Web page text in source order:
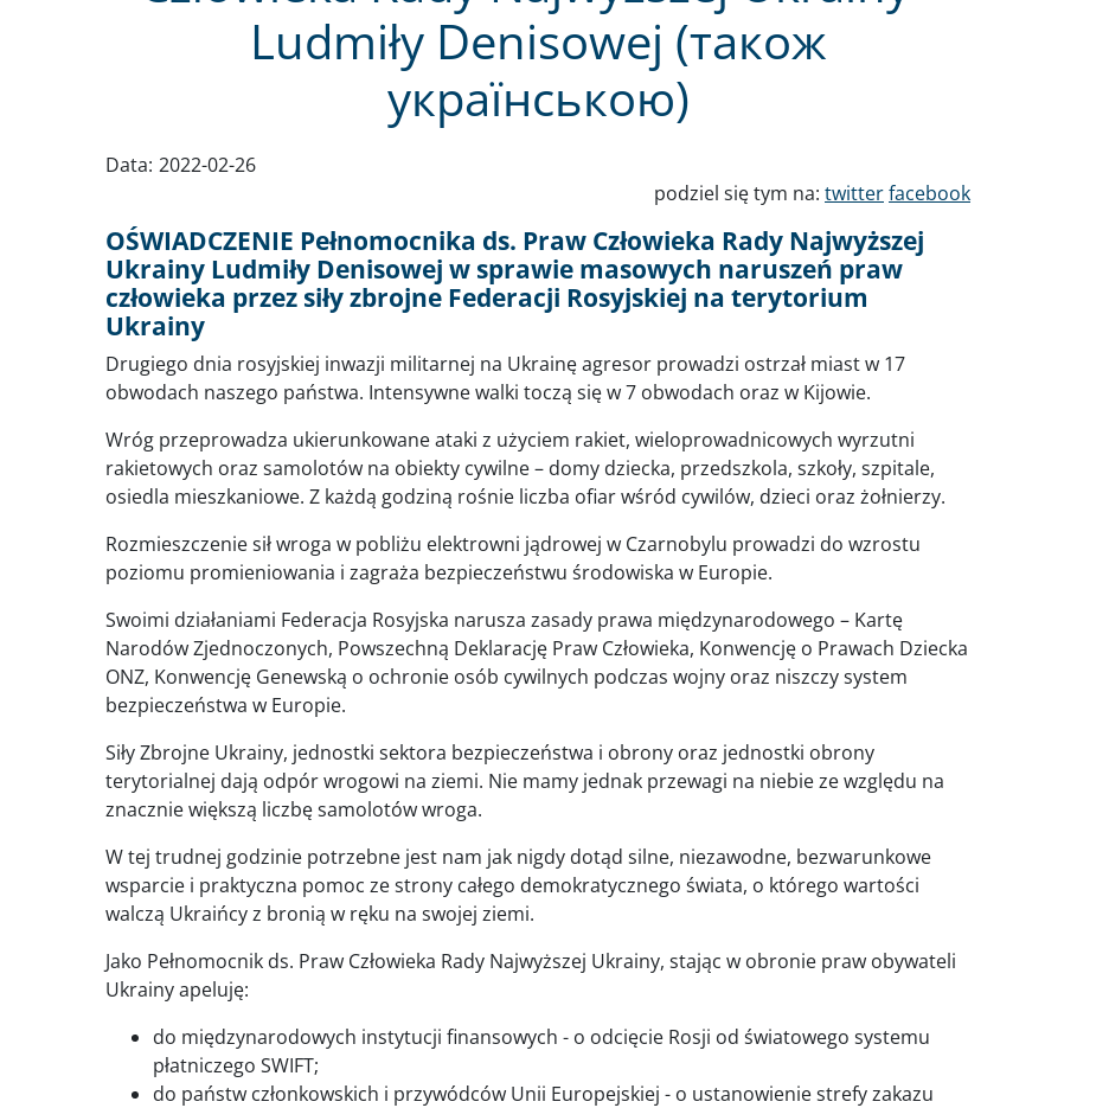
Ludmiły Denisowej (також
українською)
Data: 2022-02-26
podziel się tym na: twitterfacebook
OŚWIADCZENIE Pełnomocnika ds. Praw Człowieka Rady Najwyższej
Ukrainy Ludmiły Denisowej w sprawie masowych naruszeń praw
człowieka przez siły zbrojne Federacji Rosyjskiej na terytorium
Ukrainy
Drugiego dnia rosyjskiej inwazji militarnej na Ukrainę agresor prowadzi ostrzał miast w 17
obwodach naszego państwa. Intensywne walki toczą się w 7 obwodach oraz w Kijowie.
Wróg przeprowadza ukierunkowane ataki z użyciem rakiet, wieloprowadnicowych wyrzutni
rakietowych oraz samolotów na obiekty cywilne – domy dziecka, przedszkola, szkoły, szpitale,
osiedla mieszkaniowe. Z każdą godziną rośnie liczba ofiar wśród cywilów, dzieci oraz żołnierzy.
Rozmieszczenie sił wroga w pobliżu elektrowni jądrowej w Czarnobylu prowadzi do wzrostu
poziomu promieniowania i zagraża bezpieczeństwu środowiska w Europie.
Swoimi działaniami Federacja Rosyjska narusza zasady prawa międzynarodowego – Kartę
Narodów Zjednoczonych, Powszechną Deklarację Praw Człowieka, Konwencję o Prawach Dziecka
ONZ, Konwencję Genewską o ochronie osób cywilnych podczas wojny oraz niszczy system
bezpieczeństwa w Europie.
Siły Zbrojne Ukrainy, jednostki sektora bezpieczeństwa i obrony oraz jednostki obrony
terytorialnej dają odpór wrogowi na ziemi. Nie mamy jednak przewagi na niebie ze względu na
znacznie większą liczbę samolotów wroga.
W tej trudnej godzinie potrzebne jest nam jak nigdy dotąd silne, niezawodne, bezwarunkowe
wsparcie i praktyczna pomoc ze strony całego demokratycznego świata, o którego wartości
walczą Ukraińcy z bronią w ręku na swojej ziemi.
Jako Pełnomocnik ds. Praw Człowieka Rady Najwyższej Ukrainy, stając w obronie praw obywateli
Ukrainy apeluję:
do międzynarodowych instytucji finansowych - o odcięcie Rosji od światowego systemu
płatniczego SWIFT;
do państw członkowskich i przywódców Unii Europejskiej - o ustanowienie strefy zakazu